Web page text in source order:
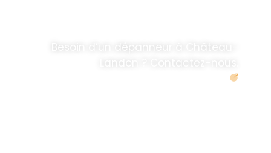
Besoin d’un dépanneur à Château-